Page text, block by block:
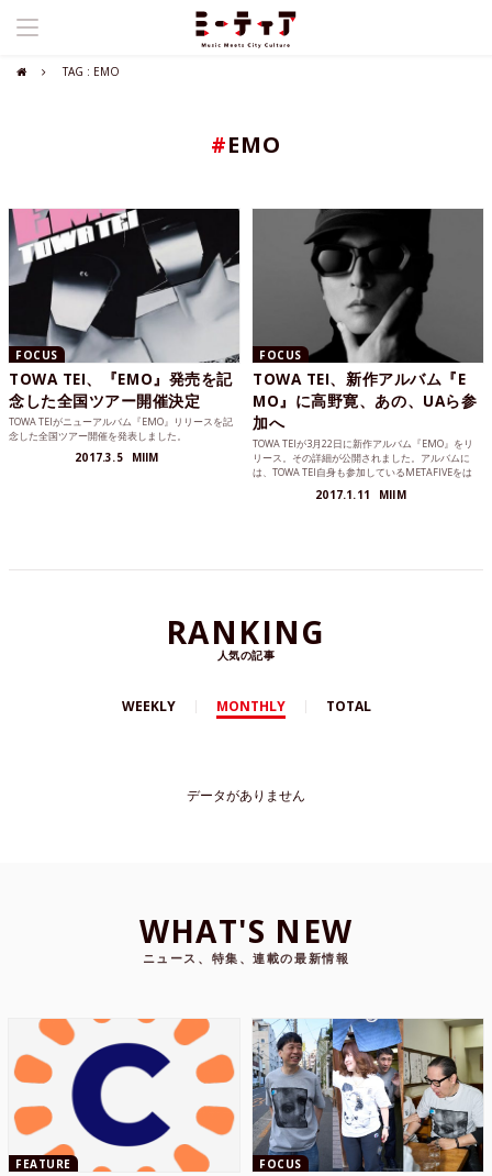
TAG : EMO
#EMO
FOCUS
TOWA TEI、『EMO』発売を記
念した全国ツアー開催決定
TOWA TEIがニューアルバム『EMO』リリースを記
念した全国ツアー開催を発表しました。
2017.3.5 MIIM
FOCUS
TOWA TEI、新作アルバム『E
MO』に高野寛、あの、UAら参
加へ
TOWA TEIが3月22日に新作アルバム『EMO』をリ
リース。その詳細が公開されました。アルバムに
は、TOWA TEI自身も参加しているMETAFIVEをは
るめるモ！）、AtomTMら豪華ゲストが多数参
2017.1.11 MIIM
RANKING
人気の記事
WEEKLY MONTHLY TOTAL
データがありません
WHAT'S NEW
ニュース、特集、連載の最新情報
FEATURE FOCUS